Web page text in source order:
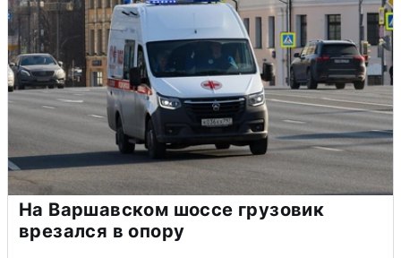
На Варшавском шоссе грузовик
врезался в опору